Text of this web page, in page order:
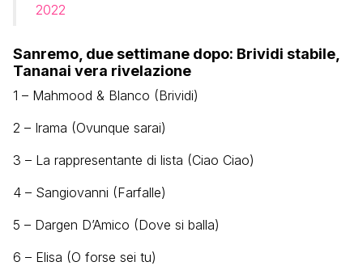
2022
Sanremo, due settimane dopo: Brividi stabile,
Tananai vera rivelazione
1 – Mahmood & Blanco (Brividi)
2 – Irama (Ovunque sarai)
3 – La rappresentante di lista (Ciao Ciao)
4 – Sangiovanni (Farfalle)
5 – Dargen D’Amico (Dove si balla)
6 – Elisa (O forse sei tu)